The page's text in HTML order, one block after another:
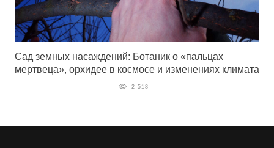
Сад земных насаждений: Ботаник о «пальцах
мертвеца», орхидее в космосе и изменениях климата
2 518